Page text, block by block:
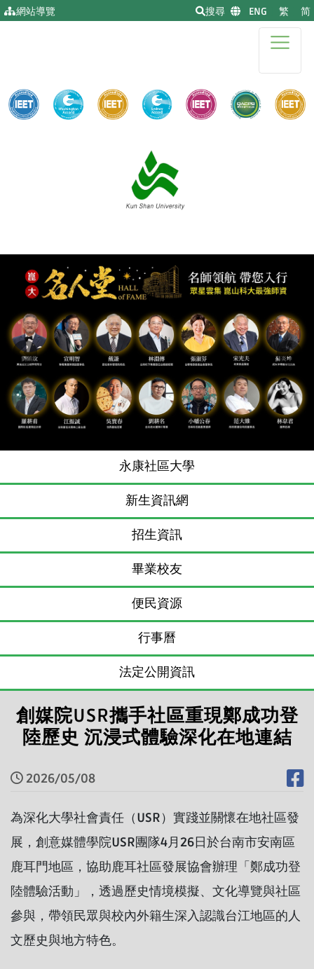
移到主要內容
網站導覽 搜尋 | ENG 繁 简
永康社區大學
新生資訊網
招生資訊
畢業校友
便民資源
行事曆
法定公開資訊
Previous
創媒院USR攜手社區重現鄭成功登
陸歷史 沉浸式體驗深化在地連結
2026/05/08
為深化大學社會責任（USR）實踐並關懷在地社區發
展，創意媒體學院USR團隊4月26日於台南市安南區
鹿耳門地區，協助鹿耳社區發展協會辦理「鄭成功登
陸體驗活動」，透過歷史情境模擬、文化導覽與社區
參與，帶領民眾與校內外籍生深入認識台江地區的人
文歷史與地方特色。